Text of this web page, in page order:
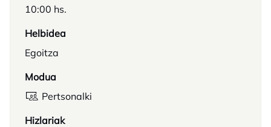
10:00 hs.
Helbidea
Egoitza
Modua
Pertsonalki
Hizlariak